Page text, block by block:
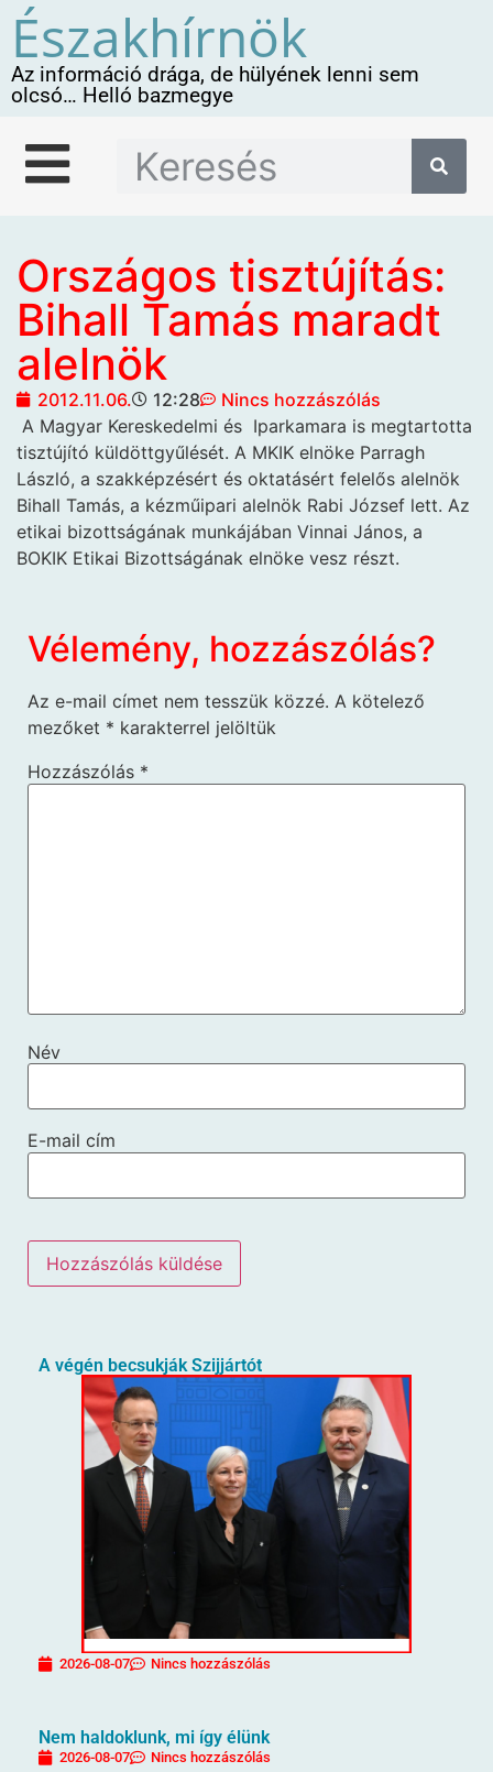
Északhírnök
Az információ drága, de hülyének lenni sem
olcsó… Helló bazmegye
Országos tisztújítás:
Bihall Tamás maradt
alelnök
2012.11.06. 12:28
Nincs hozzászólás
A Magyar Kereskedelmi és Iparkamara is megtartotta
tisztújító küldöttgyűlését. A MKIK elnöke Parragh
László, a szakképzésért és oktatásért felelős alelnök
Bihall Tamás, a kézműipari alelnök Rabi József lett. Az
etikai bizottságának munkájában Vinnai János, a
BOKIK Etikai Bizottságának elnöke vesz részt.
Vélemény, hozzászólás?
Az e-mail címet nem tesszük közzé. A kötelező
mezőket * karakterrel jelöltük
Hozzászólás *
Név
E-mail cím
A végén becsukják Szijjártót
2026-08-07 Nincs hozzászólás
Nem haldoklunk, mi így élünk
2026-08-07 Nincs hozzászólás